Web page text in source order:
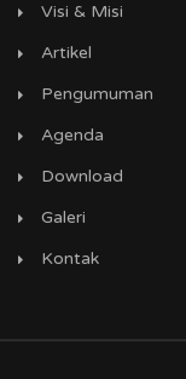
Visi & Misi
Artikel
Pengumuman
Agenda
Download
Galeri
Kontak